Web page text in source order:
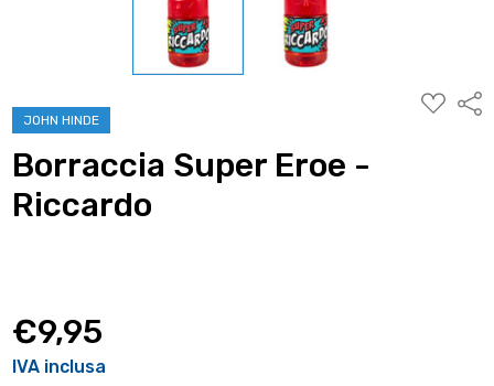
JOHN HINDE
ALLA
Borraccia Super Eroe -
Riccardo
€9,95
IVA inclusa